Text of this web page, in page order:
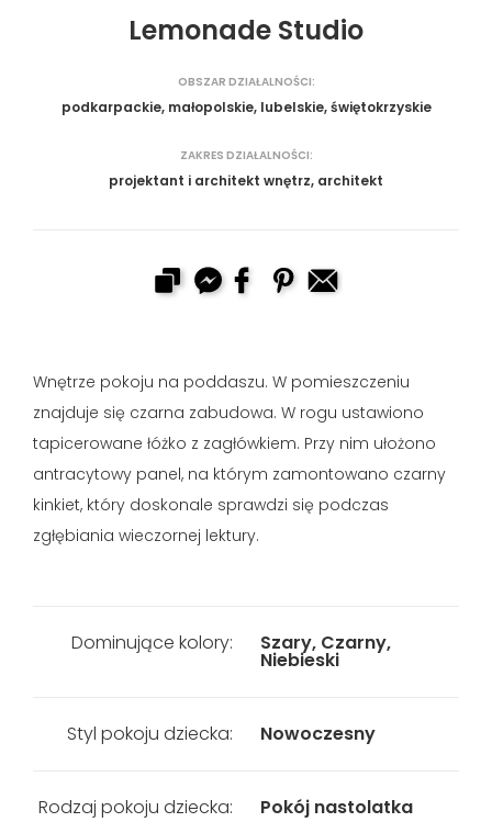
Lemonade Studio
OBSZAR DZIAŁALNOŚCI:
podkarpackie, małopolskie, lubelskie, świętokrzyskie
ZAKRES DZIAŁALNOŚCI:
projektant i architekt wnętrz, architekt
Wnętrze pokoju na poddaszu. W pomieszczeniu
znajduje się czarna zabudowa. W rogu ustawiono
tapicerowane łóżko z zagłówkiem. Przy nim ułożono
antracytowy panel, na którym zamontowano czarny
kinkiet, który doskonale sprawdzi się podczas
zgłębiania wieczornej lektury.
Dominujące kolory: Szary, Czarny,
Niebieski
Styl pokoju dziecka: Nowoczesny
Rodzaj pokoju dziecka: Pokój nastolatka